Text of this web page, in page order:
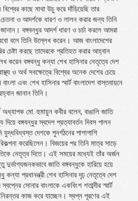
কাছে মাথা উচু করে দাঁড়িয়েছি তার
ও আদর্শকে ধারণ ও লালন করার জন্য তিনি
বঙ্গবন্ধুর আদর্শ ধারণ ও চর্চা করলে আমরা
বলে তিনি উল্লেখ করেন। আজ বাংলাদেশের
চেষ্টা করছে তাদেরকে প্রতিহত করার আহ্বান
করেন বঙ্গবন্ধু কন্যা শেখ হাসিনার নেতৃত্বে দেশ
ও অর্থ সবক্ষেত্রে বিশ্বের অনেক দেশের চেয়ে
এবং শেখ হাসিনার স্মার্ট বাংলাদেশ বাস্তবায়নে
জানান তিনি।
অধ্যাপক মো. হুমায়ুন কবীর বলেন, বাঙালি জাতি
বঙ্গবন্ধুর স্বদেশ প্রত্যাবর্তন দিবস পালন
দেশকে পুনর্গঠনের পাশাপাশি
করেছিলেন। বিজয়ের পর তিনি মাত্র সাড়ে
নেতৃত্ব দিতে। এই সময়ের মধ্যেই তাঁর অর্জন
জাতি বঙ্গবন্ধুকে হারিয়ে হয়ে
কন্যা প্রধানন্ত্রী শেখ হাসিনার দৃঢ় নেতৃত্বে দেশ
সোনার বাংলাকে একবিংশ শতাব্দীর স্মার্ট
নিরন্তর কাজ করে যাচ্ছেন। স্বপ্ন পূরণের এই